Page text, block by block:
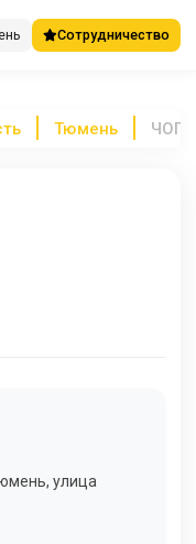
Сотрудничество
Тюмень ЧОП
улица